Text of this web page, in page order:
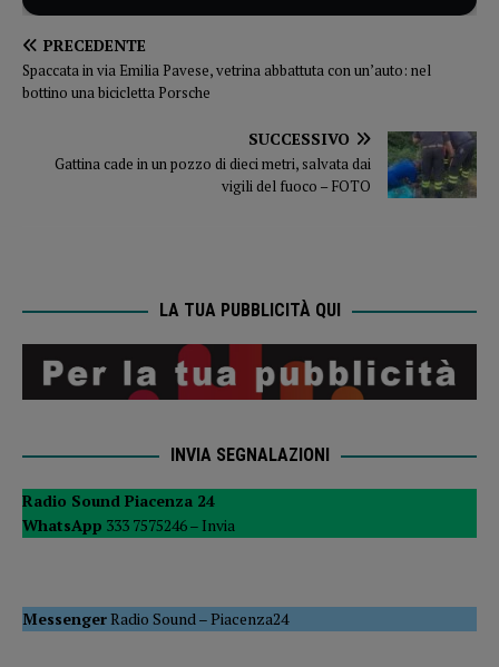
PRECEDENTE
Spaccata in via Emilia Pavese, vetrina abbattuta con un’auto: nel
bottino una bicicletta Porsche
SUCCESSIVO
Gattina cade in un pozzo di dieci metri, salvata dai
vigili del fuoco – FOTO
LA TUA PUBBLICITÀ QUI
INVIA SEGNALAZIONI
Radio Sound Piacenza 24
WhatsApp 333 7575246 – Invia
MessengerRadio Sound–Piacenza24